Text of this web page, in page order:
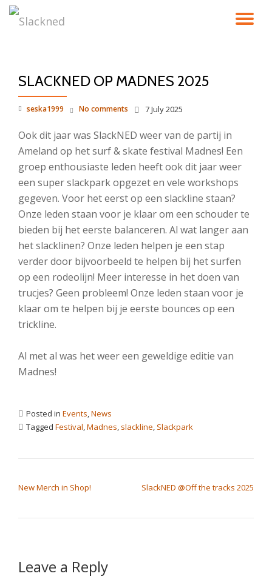
SLACKNED OP MADNES 2025
seska1999 7 July 2025
No comments
Ook dit jaar was SlackNED weer van de partij in
Ameland op het surf & skate festival Madnes! Een
groep enthousiaste leden heeft ook dit jaar weer
een super slackpark opgezet en vele workshops
gegeven. Voor het eerst op een slackline staan?
Onze leden staan voor je klaar om een schouder te
bieden bij het eerste balanceren. Al wat langer aan
het slacklinen? Onze leden helpen je een stap
verder door bijvoorbeeld te helpen bij het surfen
op een rodeolijn! Meer interesse in het doen van
trucjes? Geen probleem! Onze leden staan voor je
klaar om te helpen bij je eerste bounces op een
trickline.
Al met al was het weer een geweldige editie van
Madnes!
Posted in Events,News
Tagged Festival,Madnes, slackline, Slackpark
New Merch in Shop! SlackNED @Off the tracks 2025
Leave a Reply